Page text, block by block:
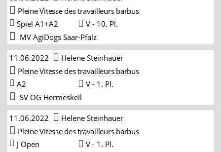
Pleine Vitesse des travailleurs barbus
Spiel A1+A2
V - 10. Pl.
MV AgiDogs Saar-Pfalz
11.06.2022
Helene Steinhauer
Pleine Vitesse des travailleurs barbus
A2
V - 1. Pl.
SV OG Hermeskeil
11.06.2022
Helene Steinhauer
Pleine Vitesse des travailleurs barbus
J Open
V - 1. Pl.